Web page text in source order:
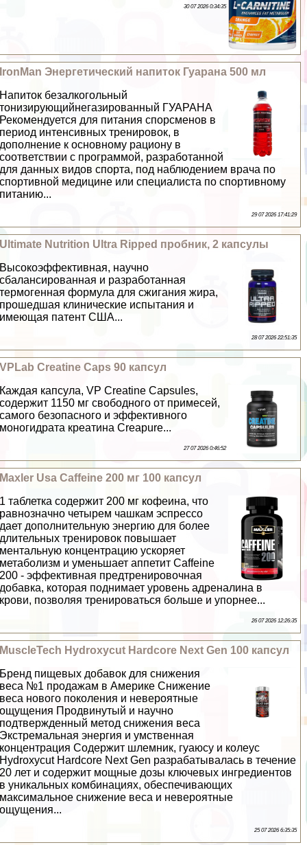
30 07 2026 0:34:35
IronMan Энергетический напиток Гуарана 500 мл
Напиток безалкогольный
тонизирующийнегазированный ГУАРАНА
Рекомендуется для питания спорсменов в
период интенсивных тренировок, в
дополнение к основному рациону в
соответствии с программой, разработанной
для данных видов спорта, под наблюдением врача по
спортивной медицине или специалиста по спортивному
питанию...
29 07 2026 17:41:29
Ultimate Nutrition Ultra Ripped пробник, 2 капсулы
Высокоэффективная, научно
сбалансированная и разработанная
термогенная формула для сжигания жира,
прошедшая клинические испытания и
имеющая патент США...
28 07 2026 22:51:35
VPLab Creatine Caps 90 капсул
Каждая капсула, VP Creatine Capsules,
содержит 1150 мг свободного от примесей,
самого безопасного и эффективного
моногидрата креатина Creapure...
27 07 2026 0:46:52
Maxler Usa Caffeine 200 мг 100 капсул
1 таблетка содержит 200 мг кофеина, что
равнозначно четырем чашкам эспрессо
дает дополнительную энергию для более
длительных тренировок повышает
ментальную концентрацию ускоряет
метаболизм и уменьшает аппетит Caffeine
200 - эффективная предтренировочная
добавка, которая поднимает уровень адреналина в
крови, позволяя тренироваться больше и упopнее...
26 07 2026 12:26:35
MuscleTech Hydroxycut Hardcore Next Gen 100 капсул
Бренд пищевых добавок для снижения
веса №1 продажам в Америке Снижение
веса нового поколения и невероятные
ощущения Продвинутый и научно
подтвержденный метод снижения веса
Экстремальная энергия и умственная
концентрация Содержит шлемник, гуаюсу и колеус
Hydroxycut Hardcore Next Gen разpaбатывалась в течение
20 лет и содержит мощные дозы ключевых ингредиентов
в уникальных комбинациях, обеспечивающих
максимальное снижение веса и невероятные
ощущения...
25 07 2026 6:35:35